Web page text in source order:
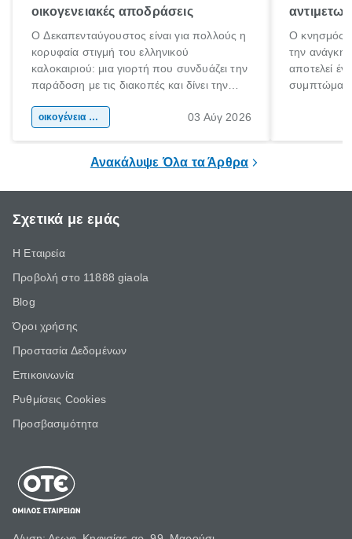
οικογενειακές αποδράσεις
Ο Δεκαπενταύγουστος είναι για πολλούς η
κορυφαία στιγμή του ελληνικού
καλοκαιριού: μια γιορτή που συνδυάζει την
παράδοση με τις διακοπές και δίνει την
χώρας. Είτε πρόκειται για λίγες μέρες
οικογένεια & παιδί 03 Αύγ 2026
Ο κνησμός
την ανάγκη
αποτελεί
Ανακάλυψε Όλα τα Άρθρα
Σχετικά με εμάς
Η Εταιρεία
Προβολή στο 11888 giaola
Blog
Όροι χρήσης
Προστασία Δεδομένων
Επικοινωνία
Ρυθμίσεις Cookies
Προσβασιμότητα